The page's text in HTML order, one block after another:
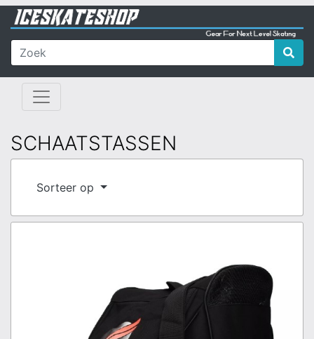
SCHAATSTASSEN
Sorteer op